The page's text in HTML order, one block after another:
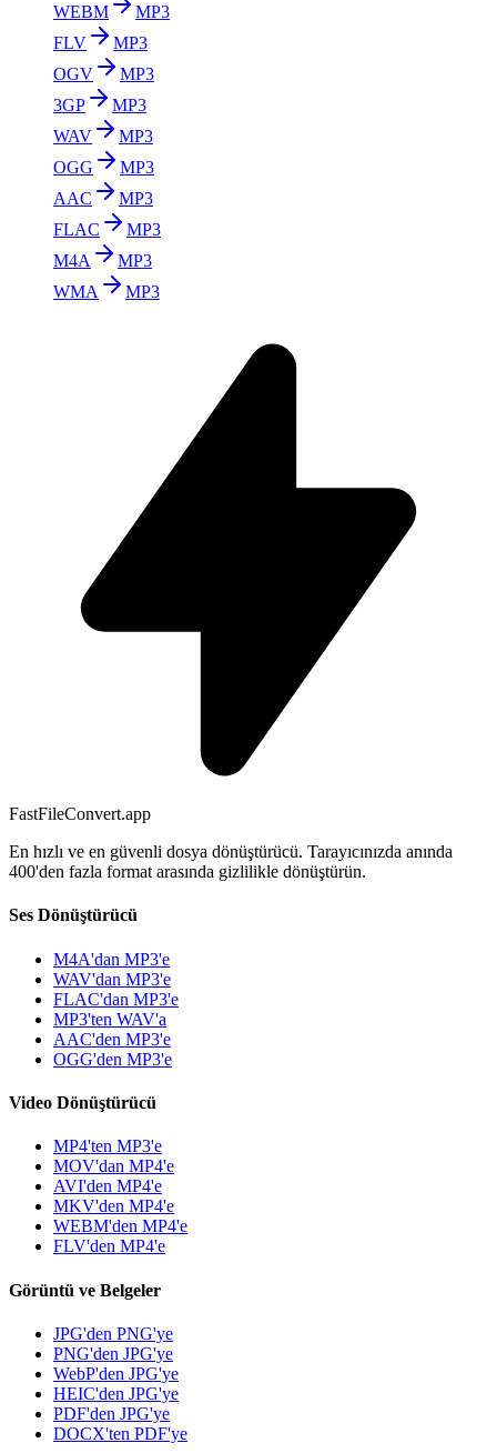
WEBM
MP3
FLV
MP3
OGV
MP3
3GP
MP3
WAV
MP3
OGG
MP3
AAC
MP3
FLAC
MP3
M4A
MP3
WMA
MP3
FastFileConvert.app
En hızlı ve en güvenli dosya dönüştürücü. Tarayıcınızda anında
400'den fazla format arasında gizlilikle dönüştürün.
Ses Dönüştürücü
M4A'dan MP3'e
WAV'dan MP3'e
FLAC'dan MP3'e
MP3'ten WAV'a
AAC'den MP3'e
OGG'den MP3'e
Video Dönüştürücü
MP4'ten MP3'e
MOV'dan MP4'e
AVI'den MP4'e
MKV'den MP4'e
WEBM'den MP4'e
FLV'den MP4'e
Görüntü ve Belgeler
JPG'den PNG'ye
PNG'den JPG'ye
WebP'den JPG'ye
HEIC'den JPG'ye
PDF'den JPG'ye
DOCX'ten PDF'ye